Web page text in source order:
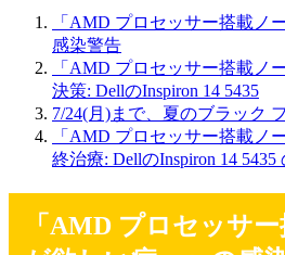
「AMD プロセッサー搭載ノ
感染警告
「AMD プロセッサー搭載ノ
決策: DellのInspiron 14 5435
7/24(月)まで、夏のブラック
「AMD プロセッサー搭載ノ
終治療: DellのInspiron 14 5435
「AMD プロセッサ